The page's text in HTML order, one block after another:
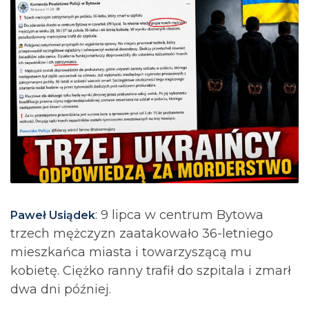
Paweł Usiądek: 9 lipca w centrum Bytowa
trzech mężczyzn zaatakowało 36-letniego
mieszkańca miasta i towarzyszącą mu
kobietę. Ciężko ranny trafił do szpitala i zmarł
dwa dni później.